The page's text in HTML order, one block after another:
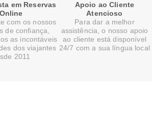
em Reservas
Online
com os nossos
de confiança,
as incontáveis
dos viajantes
2011
Apoio ao Cliente
Atencioso
Para dar a melhor
assistência, o nosso apoio
ao cliente está disponível
24/7 com a sua língua local